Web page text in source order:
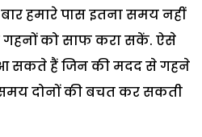
हमारे पास इतना समय नहीं
गहनों को साफ करा सकें. ऐसे
हैं जिन की मदद से गहने
दोनों की बचत कर सकती